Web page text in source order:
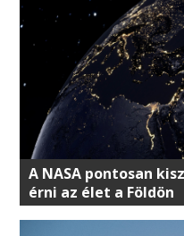
A NASA pontosan
érni az élet a Földön